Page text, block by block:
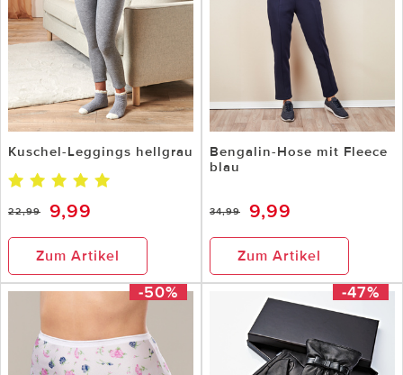
Kuschel-Leggings hellgrau
22,99 9,99
Zum Artikel
Bengalin-Hose mit Fleece
blau
34,99 9,99
Zum Artikel
-50% -47%